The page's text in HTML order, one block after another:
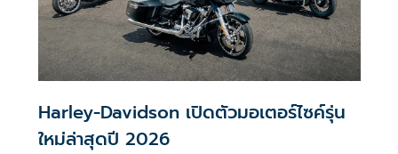
Harley-Davidson เปิดตัวมอเตอร์ไซค์รุ่น
ใหม่ล่าสุดปี 2026